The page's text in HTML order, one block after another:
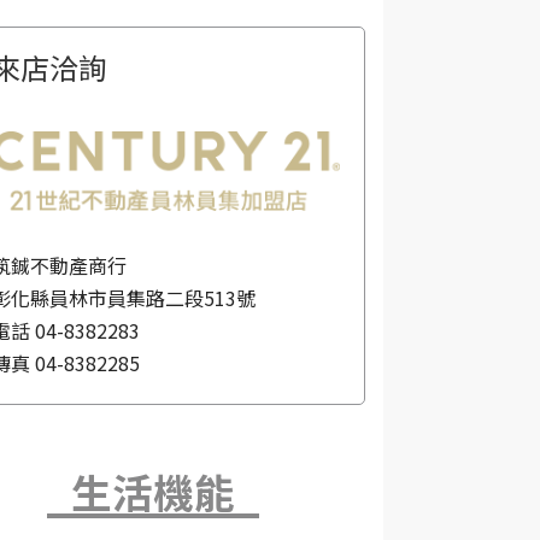
店洽詢
鋮不動產商行
化縣員林市員集路二段513號
話04-8382283
真04-8382285
生活機能